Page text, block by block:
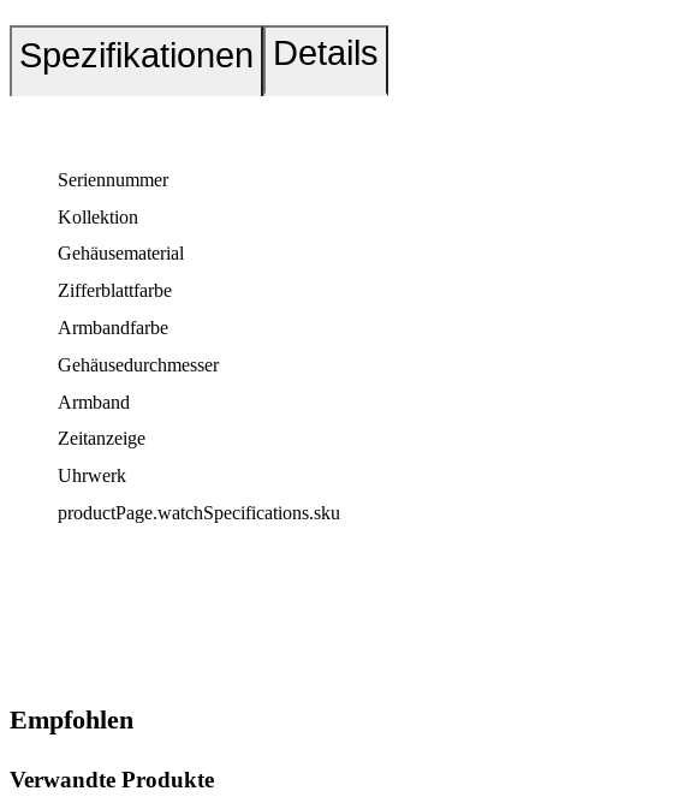
Spezifikationen Details
Seriennummer
Kollektion
Gehäusematerial
Zifferblattfarbe
Armbandfarbe
Gehäusedurchmesser
Armband
Zeitanzeige
Uhrwerk
productPage.watchSpecifications.sku
Empfohlen
Verwandte Produkte